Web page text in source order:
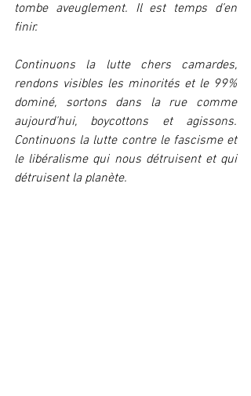
tombe aveuglement. Il est temps d’en
finir.
Continuons la lutte chers camardes,
rendons visibles les minorités et le 99%
dominé, sortons dans la rue comme
aujourd’hui, boycottons et agissons.
Continuons la lutte contre le fascisme et
le libéralisme qui nous détruisent et qui
détruisent la planète.